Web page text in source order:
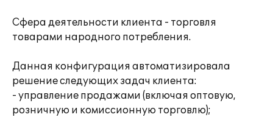
Сфера деятельности клиента - торговля
товарами народного потребления.
Данная конфигурация автоматизировала
решение следующих задач клиента:
- управление продажами (включая оптовую,
розничную и комиссионную торговлю);